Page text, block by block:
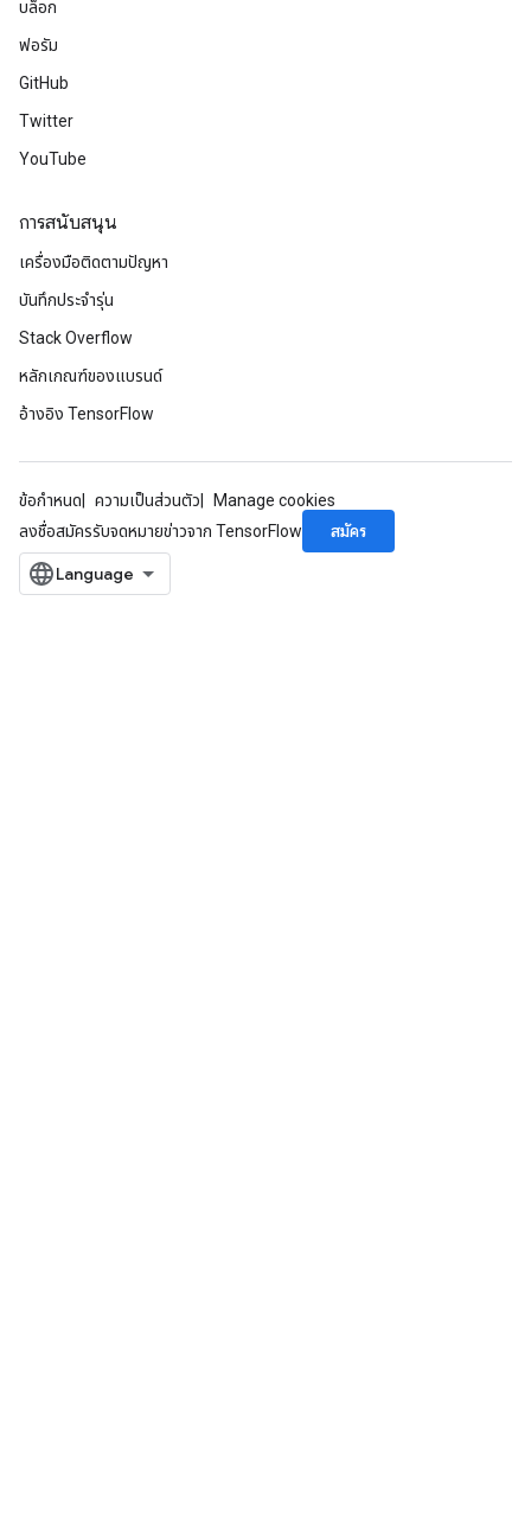
บล็อก
ฟอรัม
GitHub
Twitter
YouTube
การสนับสนุน
เครื่องมือติดตามปัญหา
บันทึกประจำรุ่น
Stack Overflow
หลักเกณฑ์ของแบรนด์
อ้างอิง TensorFlow
ข้อกำหนด ความเป็นส่วนตัว
Manage cookies
ลงชื่อสมัครรับจดหมายข่าวจาก TensorFlow
สมัคร